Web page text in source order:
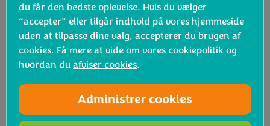
du får den bedste oplevelse. Hvis du vælger
“accepter” eller tilgår indhold på vores hjemmeside
uden at tilpasse dine valg, accepterer du brugen af
cookies. Få mere at vide om vores cookiepolitik og
hvordan duafviser cookies.
Administrer cookies